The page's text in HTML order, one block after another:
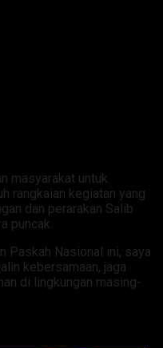
masyarakat untuk
rangkaian kegiatan yang
dan perarakan Salib
puncak.
Paskah Nasional ini, saya
kebersamaan, jaga
di lingkungan masing-